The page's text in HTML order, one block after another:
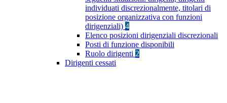
individuati discrezionalmente, titolari di
posizione organizzativa con funzioni
dirigenziali) 4
Elenco posizioni dirigenziali discrezionali
Posti di funzione disponibili
Ruolo dirigenti 2
Dirigenti cessati